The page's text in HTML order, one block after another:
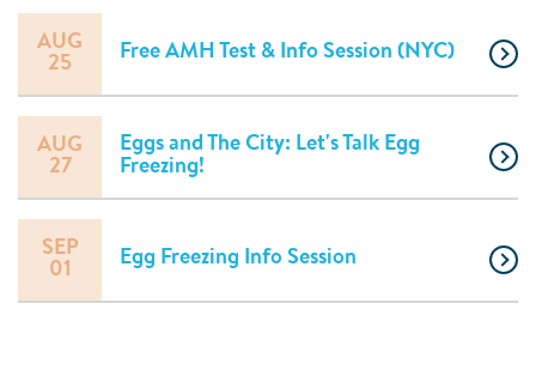
AUG
25
Free AMH Test & Info Session (NYC)
AUG
27
Eggs and The City: Let's Talk Egg
Freezing!
SEP
01
Egg Freezing Info Session